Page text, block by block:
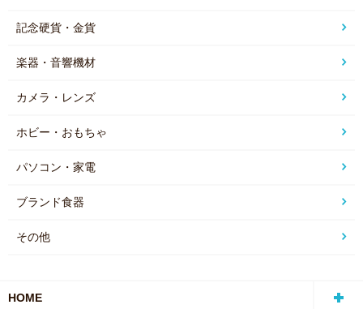
記念硬貨・金貨
楽器・音響機材
カメラ・レンズ
ホビー・おもちゃ
パソコン・家電
ブランド食器
その他
HOME